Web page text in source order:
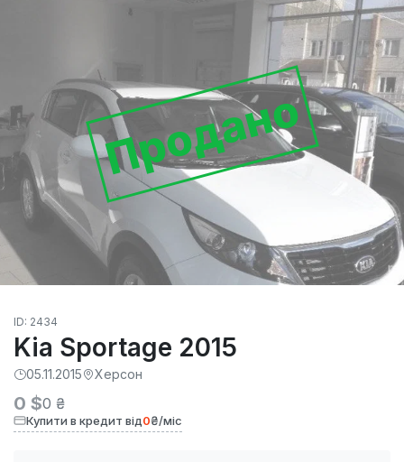
Продано
ID: 2434
Kia Sportage 2015
05.11.2015 Херсон
0 $0 ₴
Купити в кредит від0₴/міс